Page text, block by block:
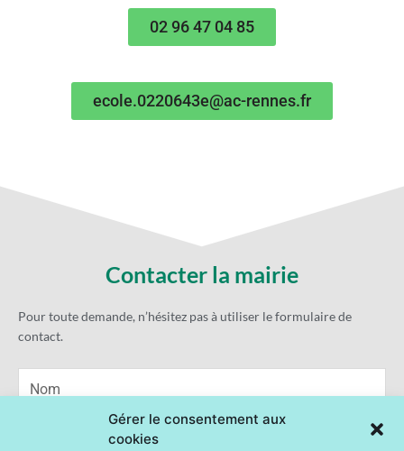
Gérer le consentement aux
cookies
02 96 47 04 85
ecole.0220643e@ac-rennes.fr
Contacter la mairie
Pour toute demande, n’hésitez pas à utiliser le formulaire de
contact.